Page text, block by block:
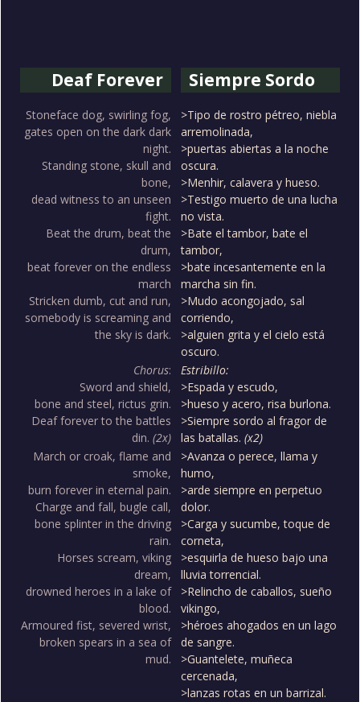
Deaf Forever Siempre Sordo
Stoneface dog, swirling fog,
gates open on the dark dark
night.
Standing stone, skull and
bone,
dead witness to an unseen
fight.
Beat the drum, beat the
drum,
beat forever on the endless
march
Stricken dumb, cut and run,
somebody is screaming and
the sky is dark.
>Tipo de rostro pétreo, niebla
arremolinada,
>puertas abiertas a la noche
oscura.
>Menhir, calavera y hueso.
>Testigo muerto de una lucha
no vista.
>Bate el tambor, bate el
tambor,
>bate incesantemente en la
marcha sin fin.
>Mudo acongojado, sal
corriendo,
>alguien grita y el cielo está
oscuro.
Chorus:
Sword and shield,
bone and steel, rictus grin.
Deaf forever to the battles
din. (2x)
Estribillo:
>Espada y escudo,
>hueso y acero, risa burlona.
>Siempre sordo al fragor de
las batallas. (x2)
March or croak, flame and
smoke,
burn forever in eternal pain.
Charge and fall, bugle call,
bone splinter in the driving
rain.
Horses scream, viking
dream,
drowned heroes in a lake of
blood.
Armoured fist, severed wrist,
broken spears in a sea of
mud.
>Avanza o perece, llama y
humo,
>arde siempre en perpetuo
dolor.
>Carga y sucumbe, toque de
corneta,
>esquirla de hueso bajo una
lluvia torrencial.
>Relincho de caballos, sueño
vikingo,
>héroes ahogados en un lago
de sangre.
>Guantelete, muñeca
cercenada,
>lanzas rotas en un barrizal.